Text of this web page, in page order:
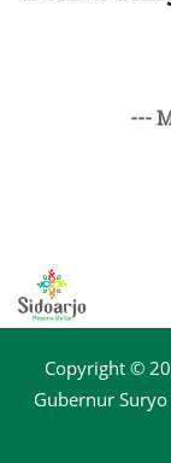
---
Copyright ©
Gubernur